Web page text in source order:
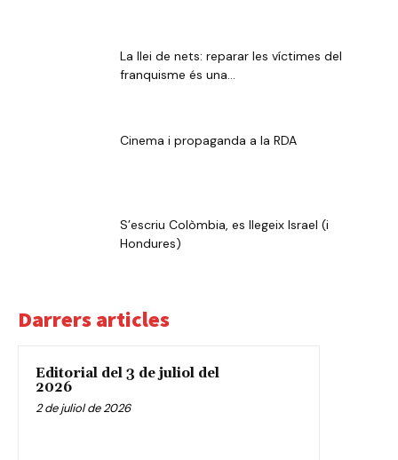
La llei de nets: reparar les víctimes del
franquisme és una...
Cinema i propaganda a la RDA
S’escriu Colòmbia, es llegeix Israel (i
Hondures)
Darrers articles
Editorial del 3 de juliol del
2026
2 de juliol de 2026